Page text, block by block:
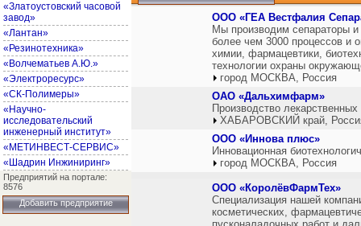
«Златоустовский часовой
завод»
«Лантан»
«Резинотехника»
«Волчематьев А.Ю.»
«Электроресурс»
«СК-Полимеры»
«Научно-
исследовательский
инженерный институт»
«МЕТИНВЕСТ-СЕРВИС»
«Шадрин Инжиниринг»
Предприятий на портале:
8576
Добавить предприятие
ООО «ГЕА Вестфалия
Мы производим сепараторы
более чем 3000 процессов и
химии, фармацевтики,
технологии охраны
город МОСКВА, Россия
ОАО «Дальхимфарм»
Производство
ХАБАРОВСКИЙ край,
ООО «Иннова плюс»
Инновационная
город МОСКВА, Россия
ООО «КоролёвФармТех»
Специализация нашей
косметических,